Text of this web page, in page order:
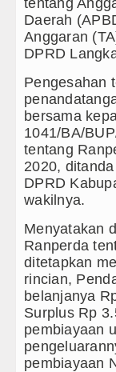
Daerah
Anggaran
DPRD
Pengesahan
bersama
1041/BA/
tentang
2020,
DPRD
wakilnya.
Menyatakan
Ranperda
ditetapkan
rincian,
belanjanya
Surplus Rp
pembiayaan
pembiayaan